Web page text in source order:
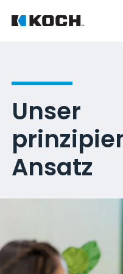
Unser
Ansatz